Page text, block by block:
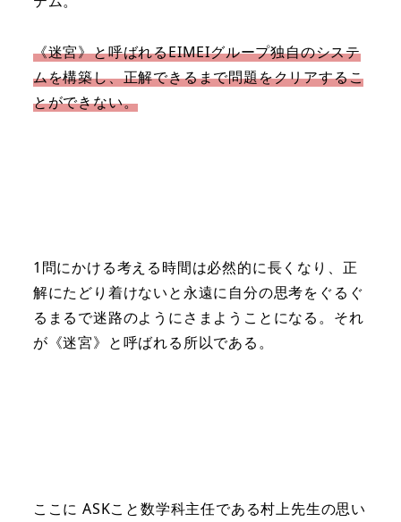
《迷宮》と呼ばれるEIMEIグループ独自のシステ
ムを構築し、正解できるまで問題をクリアするこ
とができない。
1問にかける考える時間は必然的に長くなり、正
解にたどり着けないと永遠に自分の思考をぐるぐ
るまるで迷路のようにさまようことになる。それ
が《迷宮》と呼ばれる所以である。
ここに ASKこと数学科主任である村上先生の思い